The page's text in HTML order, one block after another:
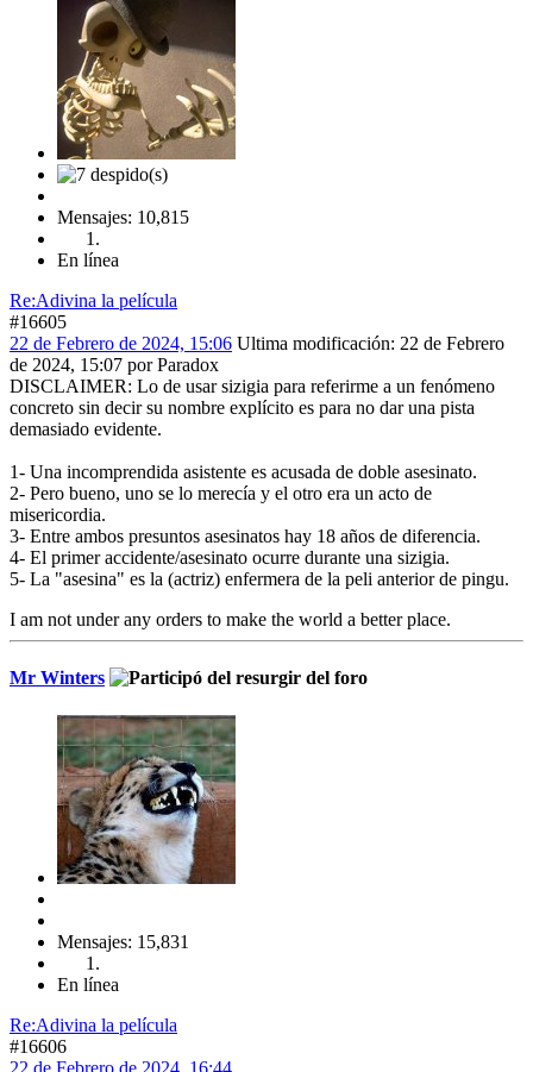
Mensajes: 10,815
En línea
Re:Adivina la película
#16605
22 de Febrero de 2024, 15:06 Ultima modificación: 22 de Febrero
de 2024, 15:07 por Paradox
DISCLAIMER: Lo de usar sizigia para referirme a un fenómeno
concreto sin decir su nombre explícito es para no dar una pista
demasiado evidente.
1- Una incomprendida asistente es acusada de doble asesinato.
2- Pero bueno, uno se lo merecía y el otro era un acto de
misericordia.
3- Entre ambos presuntos asesinatos hay 18 años de diferencia.
4- El primer accidente/asesinato ocurre durante una sizigia.
5- La "asesina" es la (actriz) enfermera de la peli anterior de pingu.
I am not under any orders to make the world a better place.
Mr Winters
Mensajes: 15,831
En línea
Re:Adivina la película
#16606
22 de Febrero de 2024, 16:44